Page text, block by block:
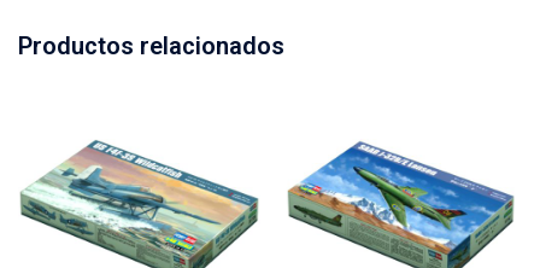
Productos relacionados